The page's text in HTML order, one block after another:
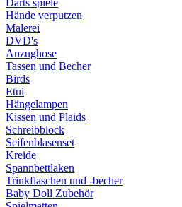
Darts spiele
Hände verputzen
Malerei
DVD's
Anzughose
Tassen und Becher
Birds
Etui
Hängelampen
Kissen und Plaids
Schreibblock
Seifenblasenset
Kreide
Spannbettlaken
Trinkflaschen und -becher
Baby Doll Zubehör